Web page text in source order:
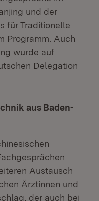
und der
für Traditionelle
Programm. Auch
wurde auf
Delegation
aus Baden-
Austausch
Ärztinnen und
der auch bei